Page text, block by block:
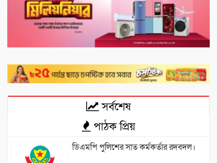
সর্বশেষ
পাঠক প্রিয়
ডিএমপি পুলিশের সাত কর্মকর্তার রদবদল।